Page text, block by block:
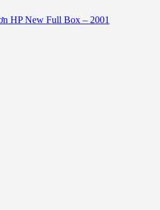
HP New Full Box – 2001